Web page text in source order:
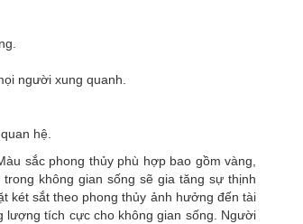
người xung quanh.
hệ.
sắc phong thủy phù hợp bao gồm vàng,
không gian sống sẽ gia tăng sự thịnh
két sắt theo phong thủy ảnh hưởng đến tài
lượng tích cực cho không gian sống. Người